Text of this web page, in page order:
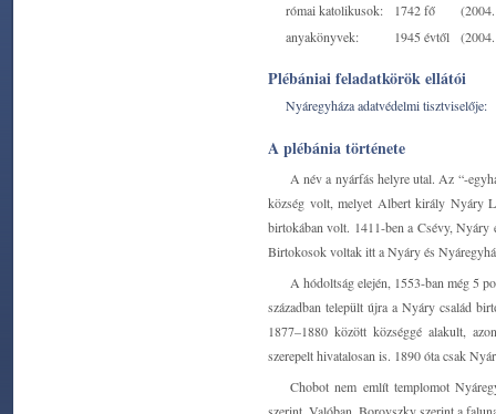
római katolikusok:
1742 fő
anyakönyvek:
1945 évtől
Plébániai feladatkörök ellátói
Nyáregyháza adatvédelmi tisztviselője:
A plébánia története
A név a nyárfás helyre utal. Az “-
község volt, melyet Albert király Nyáry
birtokában volt. 1411-ben a Csévy, Nyáry
Birtokosok voltak itt a Nyáry és
A hódoltság elején, 1553-ban még 5
században települt újra a Nyáry család
1877–1880 között községgé alakult,
szerepelt hivatalosan is. 1890 óta csak
Chobot nem említ templomot